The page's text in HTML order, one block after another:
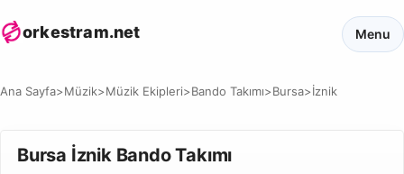
orkestram.net Menu
Ana Sayfa>Müzik>Müzik Ekipleri>Bando Takımı>Bursa>İznik
Bursa İznik Bando Takımı